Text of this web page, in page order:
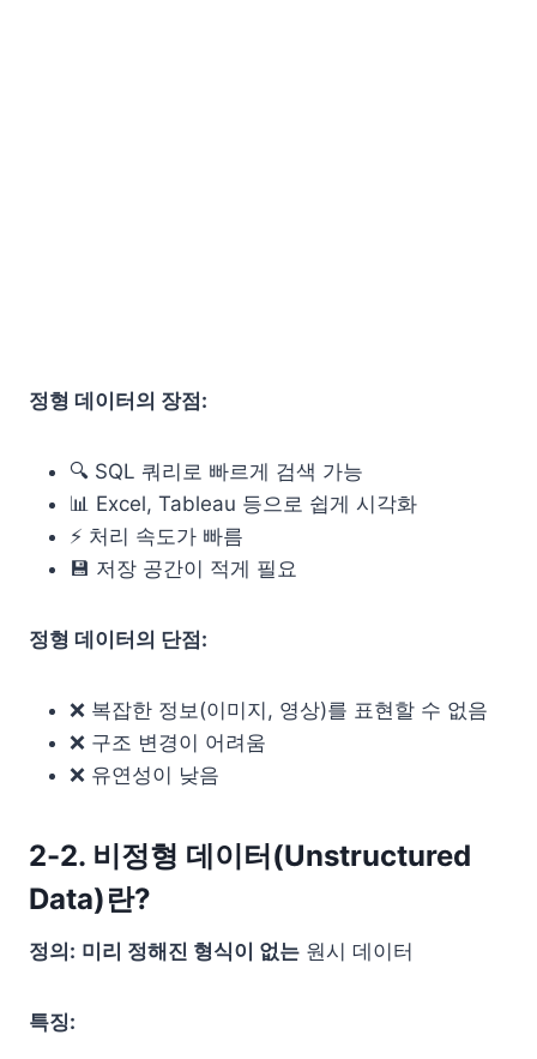
정형 데이터의 장점:
🔍 SQL 쿼리로 빠르게 검색 가능
📊 Excel, Tableau 등으로 쉽게 시각화
⚡ 처리 속도가 빠름
💾 저장 공간이 적게 필요
정형 데이터의 단점:
❌ 복잡한 정보(이미지, 영상)를 표현할 수 없음
❌ 구조 변경이 어려움
❌ 유연성이 낮음
2-2. 비정형 데이터(Unstructured
Data)란?
정의: 미리 정해진 형식이 없는 원시 데이터
특징: